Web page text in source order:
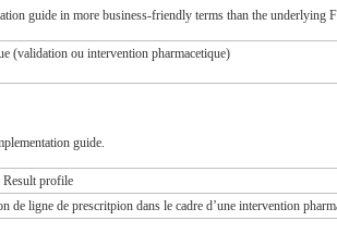
guide in more business-friendly terms than the underlying
(validation ou intervention pharmacetique)
guide.
Result profile
de ligne de prescritpion dans le cadre d’une intervention